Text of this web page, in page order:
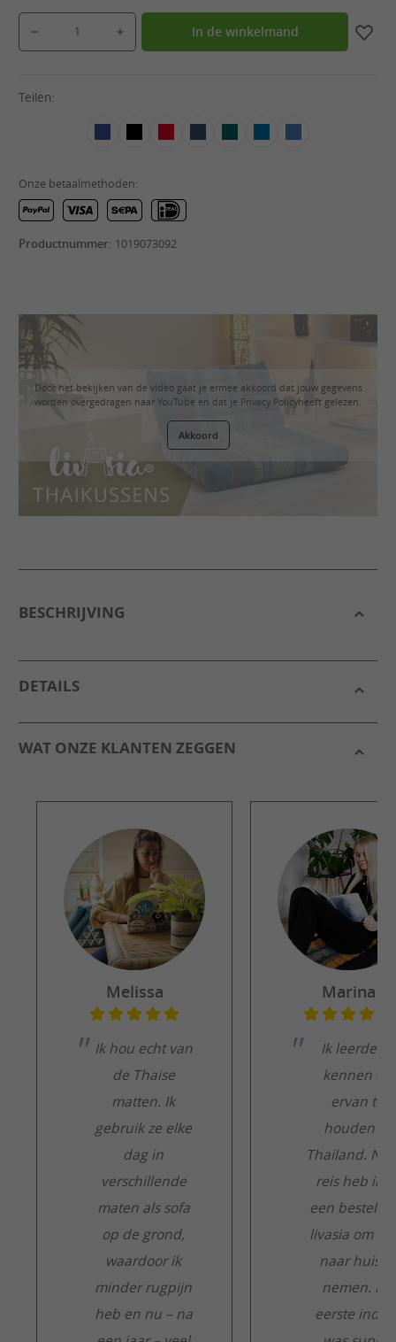
Producthoeveelheid: Voer de gewenste hoeveelheid in of gebruik de knoppen om de
In de winkelmand
Teilen:
Onze betaalmethoden:
Productnummer: 1019073092
Door het bekijken van de video gaat je ermee akkoord dat jouw gegevens
worden overgedragen naar YouTube en dat je Privacy Policyheeft gelezen.
Akkoord
BESCHRIJVING
DETAILS
WAT ONZE KLANTEN ZEGGEN
Ik leerde ze
kennen en
ervan te
houden in
Thailand. Na
reis heb ik
een besteld
livasia om
naar huis te
nemen. De
eerste
Marina
Ik hou echt van
de Thaise
matten. Ik
gebruik ze elke
dag in
verschillende
maten als sofa
op de grond,
waardoor ik
minder rugpijn
heb en nu – na
Melissa